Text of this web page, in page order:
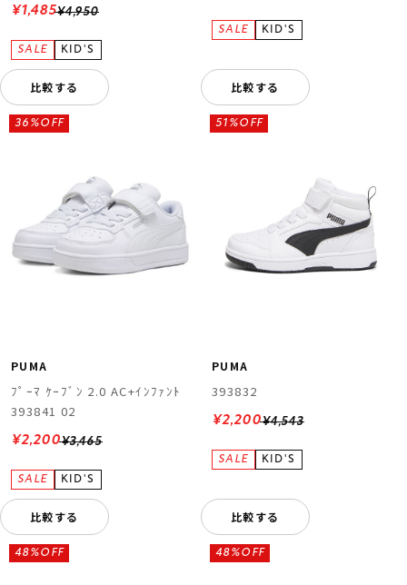
¥4,950
¥1,485
比較する 比較する
PUMA
ﾌﾟｰﾏ ｹｰﾌﾞﾝ 2.0 AC+ｲﾝﾌｧﾝﾄ
393841 02
¥3,465
36%OFF
¥2,200
比較する
PUMA
393832
¥4,543
51%OFF
¥2,200
比較する
48%OFF 48%OFF